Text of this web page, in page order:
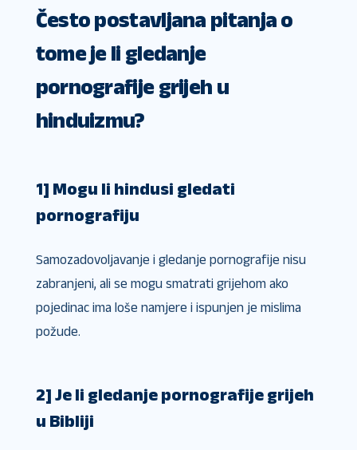
Često postavljana pitanja o
tome je li gledanje
pornografije grijeh u
hinduizmu?
1] Mogu li hindusi gledati
pornografiju
Samozadovoljavanje i gledanje pornografije nisu
zabranjeni, ali se mogu smatrati grijehom ako
pojedinac ima loše namjere i ispunjen je mislima
požude.
2] Je li gledanje pornografije grijeh
u Bibliji